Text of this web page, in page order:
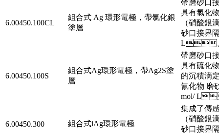
6.00450.100CL
組合式 Ag 環形電極，帶氯化銀
塗層
帶磨砂口接
具有氯化物
（硝酸銀滴
砂口接界
L
6.00450.100S
組合式Ag環形電極，帶Ag2S塗
層
帶磨砂口接
具有硫化物
的沉積滴定（
氰化物 磨
mol/
6.00450.300 組合式iAg環形電極
集成了傳
（硝酸銀滴
砂口接界隔